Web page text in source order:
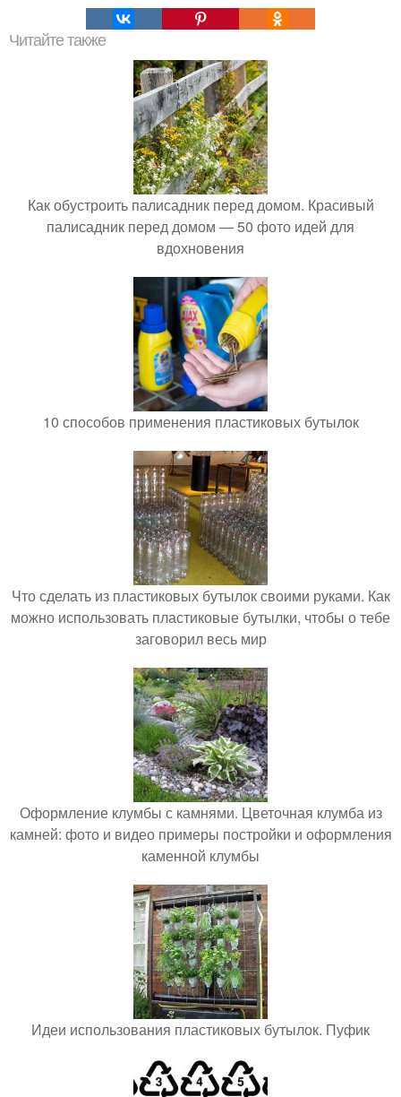
Читайте также
Как обустроить палисадник перед домом. Красивый
палисадник перед домом — 50 фото идей для
вдохновения
10 способов применения пластиковых бутылок
Что сделать из пластиковых бутылок своими руками. Как
можно использовать пластиковые бутылки, чтобы о тебе
заговорил весь мир
Оформление клумбы с камнями. Цветочная клумба из
камней: фото и видео примеры постройки и оформления
каменной клумбы
Идеи использования пластиковых бутылок. Пуфик